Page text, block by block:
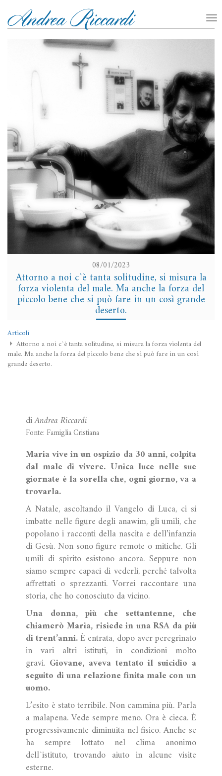
08/01/2023
Attorno a noi c`è tanta solitudine, si misura la
forza violenta del male. Ma anche la forza del
piccolo bene che si può fare in un così grande
deserto.
Articoli
Attorno a noi c`è tanta solitudine, si misura la forza violenta del
male. Ma anche la forza del piccolo bene che si può fare in un così
grande deserto.
diAndrea Riccardi
Fonte: Famiglia Cristiana
Maria vive in un ospizio da 30 anni, colpita
dal male di vivere. Unica luce nelle sue
giornate è la sorella che, ogni giorno, va a
trovarla.
A Natale, ascoltando il Vangelo di Luca, ci si
imbatte nelle figure degli anawim, gli umili, che
popolano i racconti della nascita e dell’infanzia
di Gesù. Non sono figure remote o mitiche. Gli
umili di spirito esistono ancora. Seppure non
siamo sempre capaci di vederli, perché talvolta
affrettati o sprezzanti. Vorrei raccontare una
storia, che ho conosciuto da vicino.
Una donna, più che settantenne, che
chiamerò Maria, risiede in una RSA da più
di trent’anni.È entrata, dopo aver peregrinato
in vari altri istituti, in condizioni molto
gravi. Giovane, aveva tentato il suicidio a
seguito di una relazione finita male con un
uomo.
L’esito è stato terribile. Non cammina più. Parla
a malapena. Vede sempre meno. Ora è cieca. È
progressivamente diminuita nel fisico. Anche se
ha sempre lottato nel clima anonimo
dell`istituto, trovando aiuto in alcune visite
esterne.